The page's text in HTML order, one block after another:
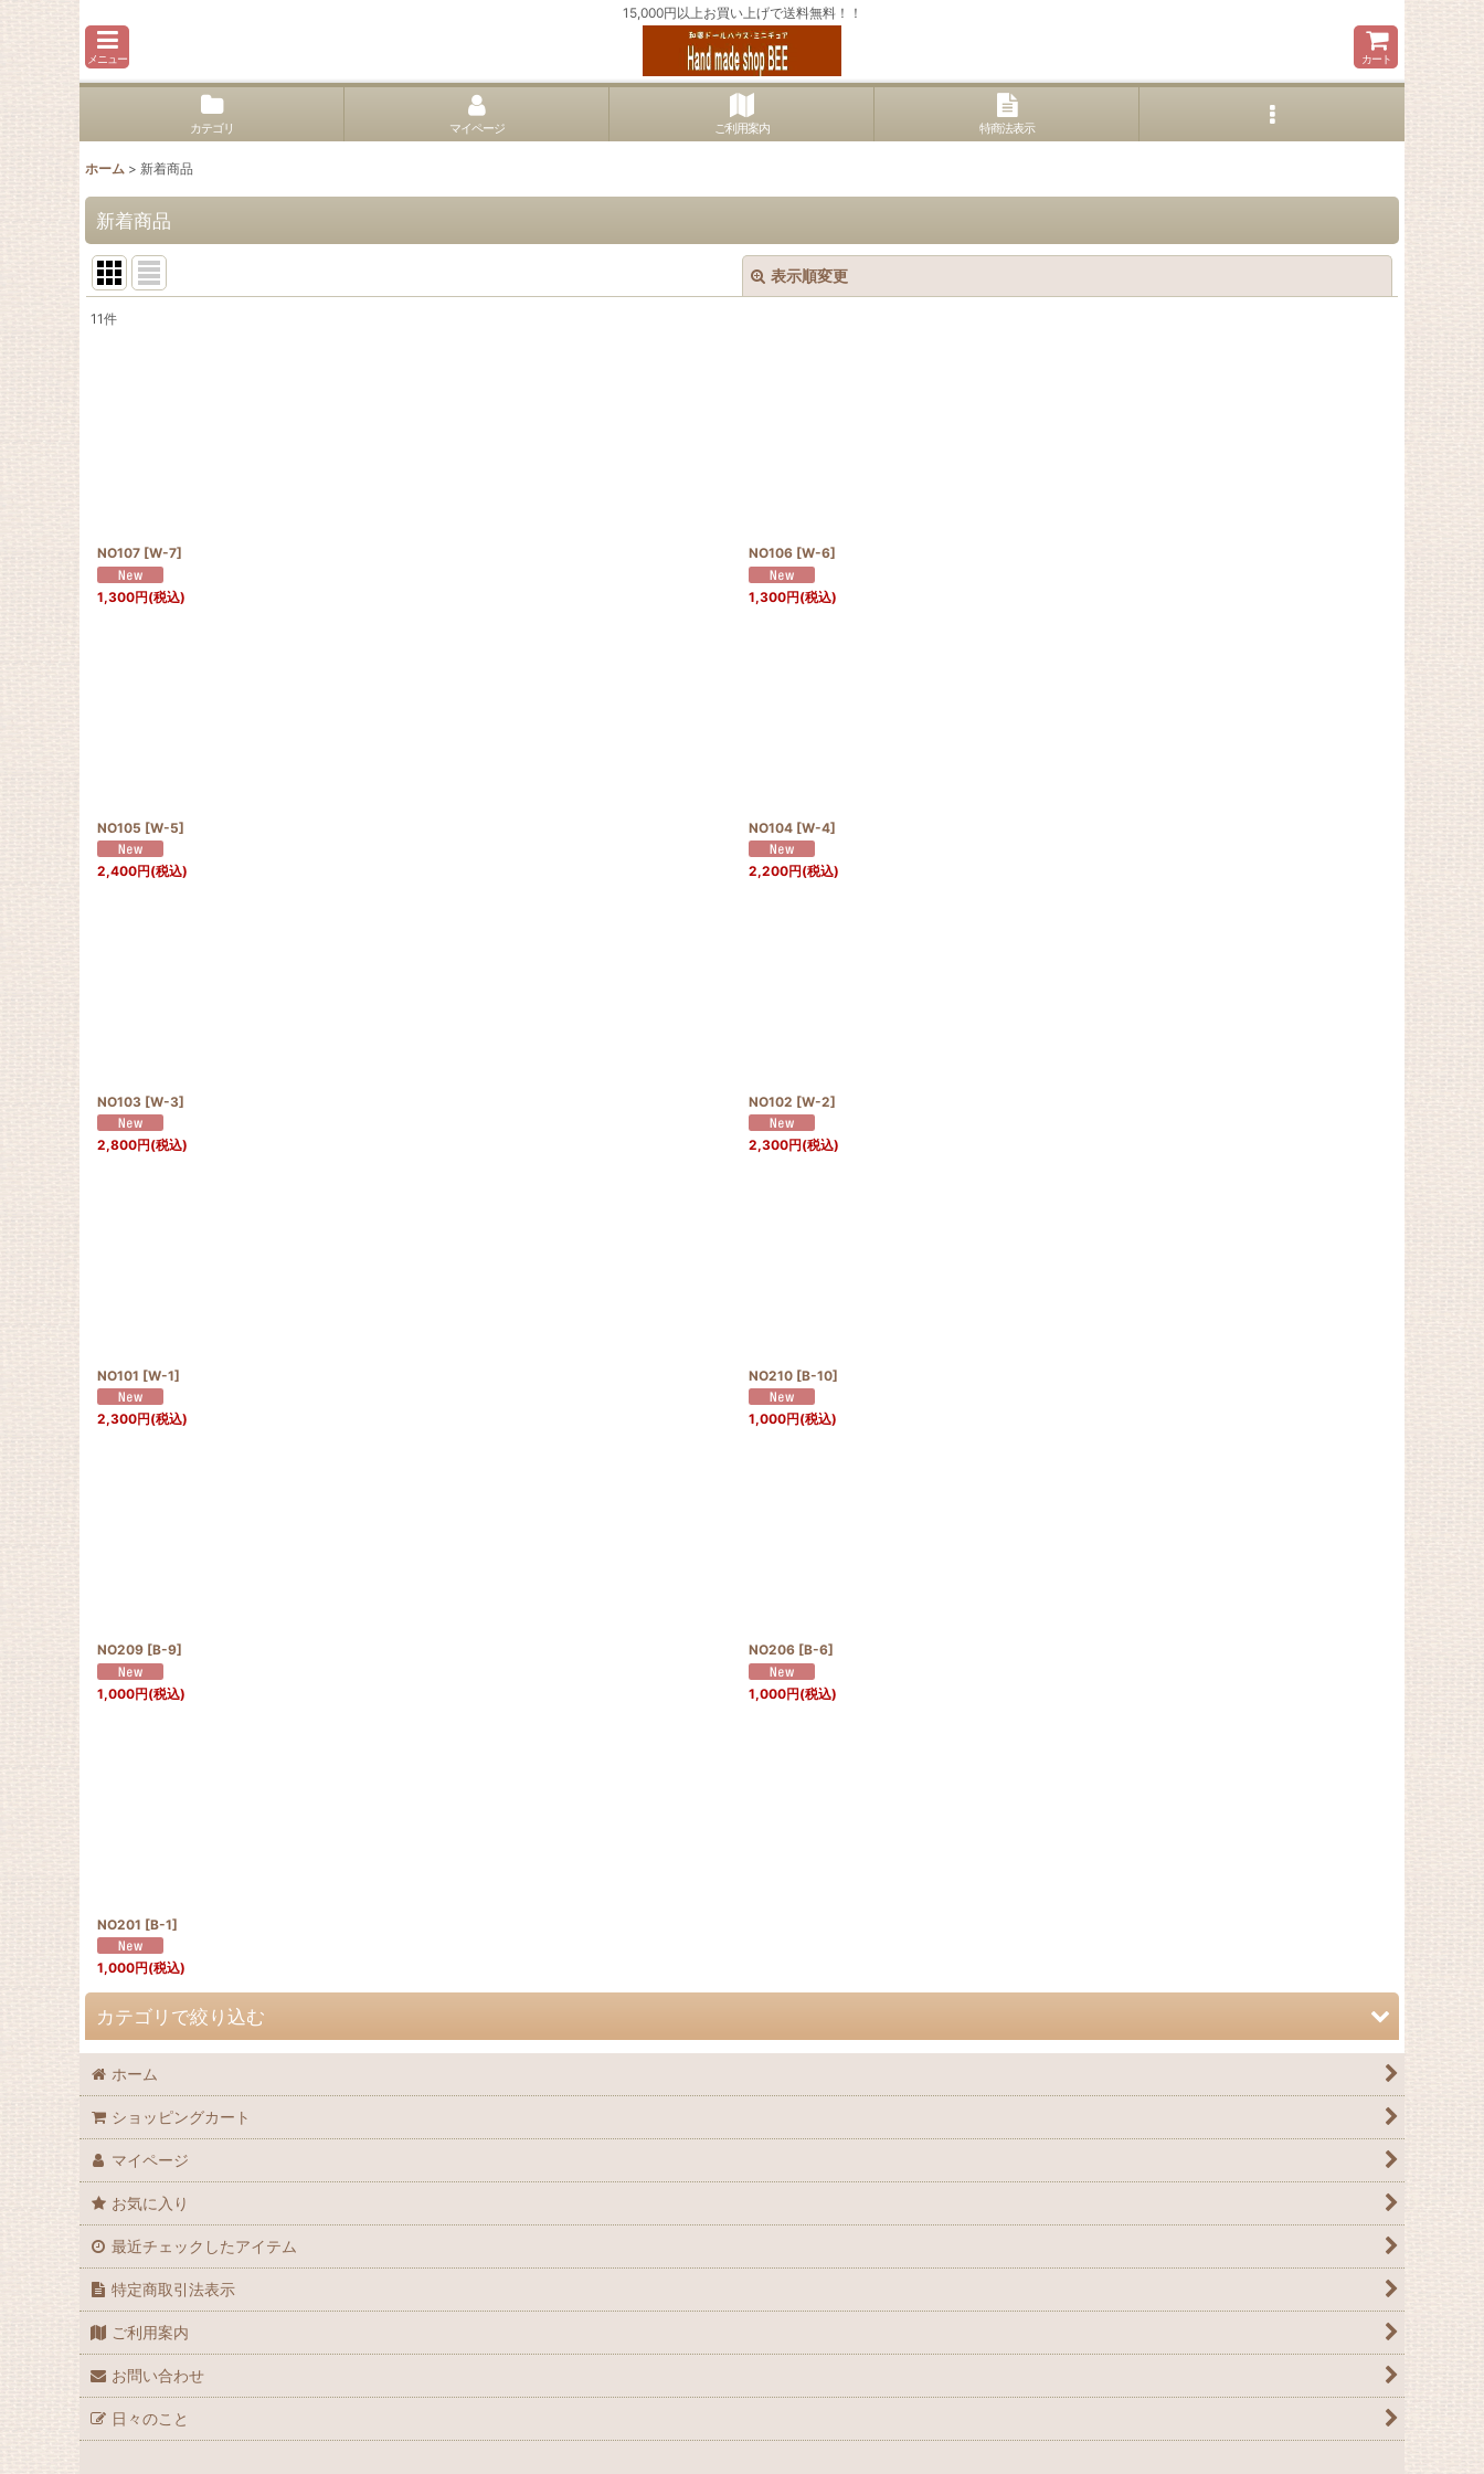
15,000円以上お買い上げで送料無料！！
メニュー カート
カテゴリ マイページ ご利用案内 特商法表示
ホーム > 新着商品
新着商品
表示順変更
11件
NO107 [W-7]
1,300円(税込)
NO106 [W-6]
1,300円(税込)
NO105 [W-5]
2,400円(税込)
NO104 [W-4]
2,200円(税込)
NO103 [W-3]
2,800円(税込)
NO102 [W-2]
2,300円(税込)
NO101 [W-1]
2,300円(税込)
NO210 [B-10]
1,000円(税込)
NO209 [B-9]
1,000円(税込)
NO206 [B-6]
1,000円(税込)
NO201 [B-1]
1,000円(税込)
カテゴリで絞り込む
ドールハウス・家具
ミニチュアフード
おせち料理
和菓子
食器
ミニカゴ
ホーム
ショッピングカート
マイページ
お気に入り
最近チェックしたアイテム
特定商取引法表示
ご利用案内
お問い合わせ
日々のこと